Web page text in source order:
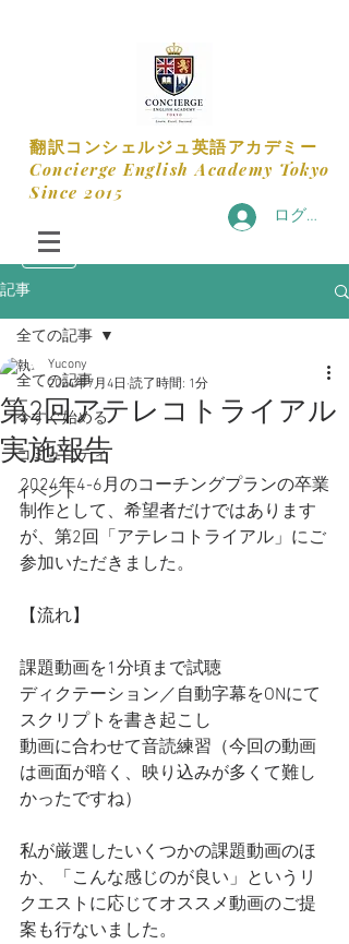
​翻訳コンシェルジュ英語アカデミー
​Concierge English Academy Tokyo
​Since 2015
ログイン
記事
全ての記事
今すぐ始める
コミュニティ
イベント
全ての記事
第2回アテレコトライアル
実施報告
Yucony
2024年7月4日 読了時間: 1分
2024年4-6月のコーチングプランの卒業
制作として、希望者だけではあります
が、第2回「アテレコトライアル」にご
参加いただきました。
【流れ】
課題動画を1分頃まで試聴
ディクテーション／自動字幕をONにて
スクリプトを書き起こし
動画に合わせて音読練習（今回の動画
は画面が暗く、映り込みが多くて難し
かったですね）
私が厳選したいくつかの課題動画のほ
か、「こんな感じのが良い」というリ
クエストに応じてオススメ動画のご提
案も行ないました。